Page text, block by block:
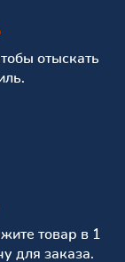
отыскать
товар в 1
для заказа.